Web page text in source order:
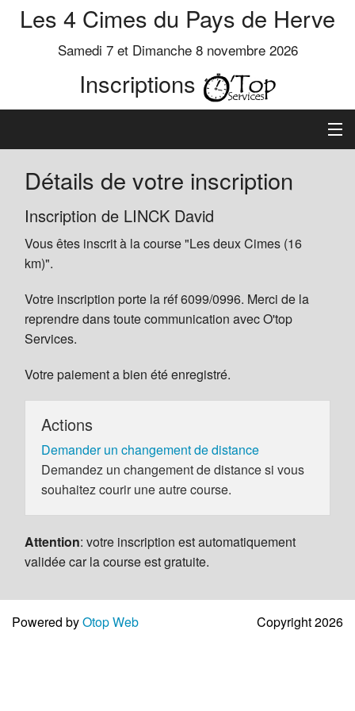
Les 4 Cimes du Pays de Herve
Samedi 7 et Dimanche 8 novembre 2026
Inscriptions
Inscription
Préinscrits
Informations
Détails de votre inscription
Inscription de LINCK David
Vous êtes inscrit à la course "Les deux Cimes (16
km)".
Votre inscription porte la réf 6099/0996. Merci de la
reprendre dans toute communication avec O'top
Services.
Votre paiement a bien été enregistré.
Actions
Demander un changement de distance
Demandez un changement de distance si vous
souhaitez courir une autre course.
Attention: votre inscription est automatiquement
validée car la course est gratuite.
Powered byOtop Web Copyright 2026